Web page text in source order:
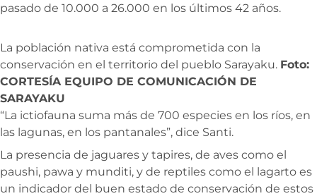
pasado de 10.000 a 26.000 en los últimos 42 años.
La población nativa está comprometida con la
conservación en el territorio del pueblo Sarayaku. Foto:
CORTESÍA EQUIPO DE COMUNICACIÓN DE
SARAYAKU
“La ictiofauna suma más de 700 especies en los ríos, en
las lagunas, en los pantanales”, dice Santi.
La presencia de jaguares y tapires, de aves como el
paushi, pawa y munditi, y de reptiles como el lagarto es
un indicador del buen estado de conservación de estos